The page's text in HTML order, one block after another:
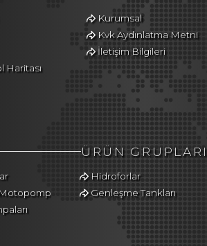
Kurumsal
Kvk Aydınlatma Metni
İletişim Bilgileri
Haritası
ÜRÜN GRUPLARI
Hidroforlar
Genleşme Tankları